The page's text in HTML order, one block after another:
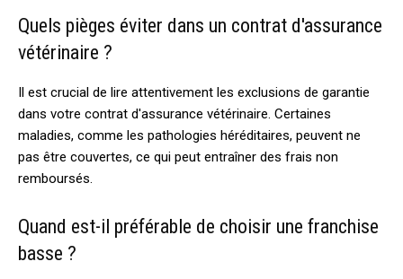
Quels pièges éviter dans un contrat d'assurance
vétérinaire ?
Il est crucial de lire attentivement les exclusions de garantie
dans votre contrat d'assurance vétérinaire. Certaines
maladies, comme les pathologies héréditaires, peuvent ne
pas être couvertes, ce qui peut entraîner des frais non
remboursés.
Quand est-il préférable de choisir une franchise
basse ?